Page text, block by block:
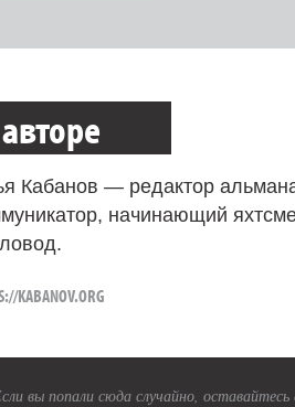
Кабанов — редактор
начинающий
KABANOV.ORG
вы попали сюда случайно,